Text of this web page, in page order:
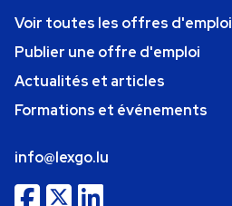
Voir toutes les offres d'emploi
Publier une offre d'emploi
Actualités et articles
Formations et événements
info@lexgo.lu